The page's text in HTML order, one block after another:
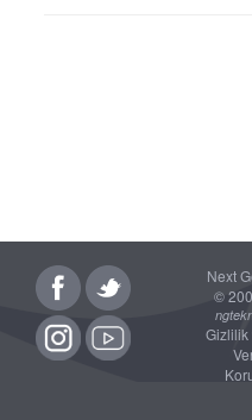
Next
©
Gizlilik